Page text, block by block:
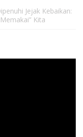
Jejak Kebaikan:
Kita